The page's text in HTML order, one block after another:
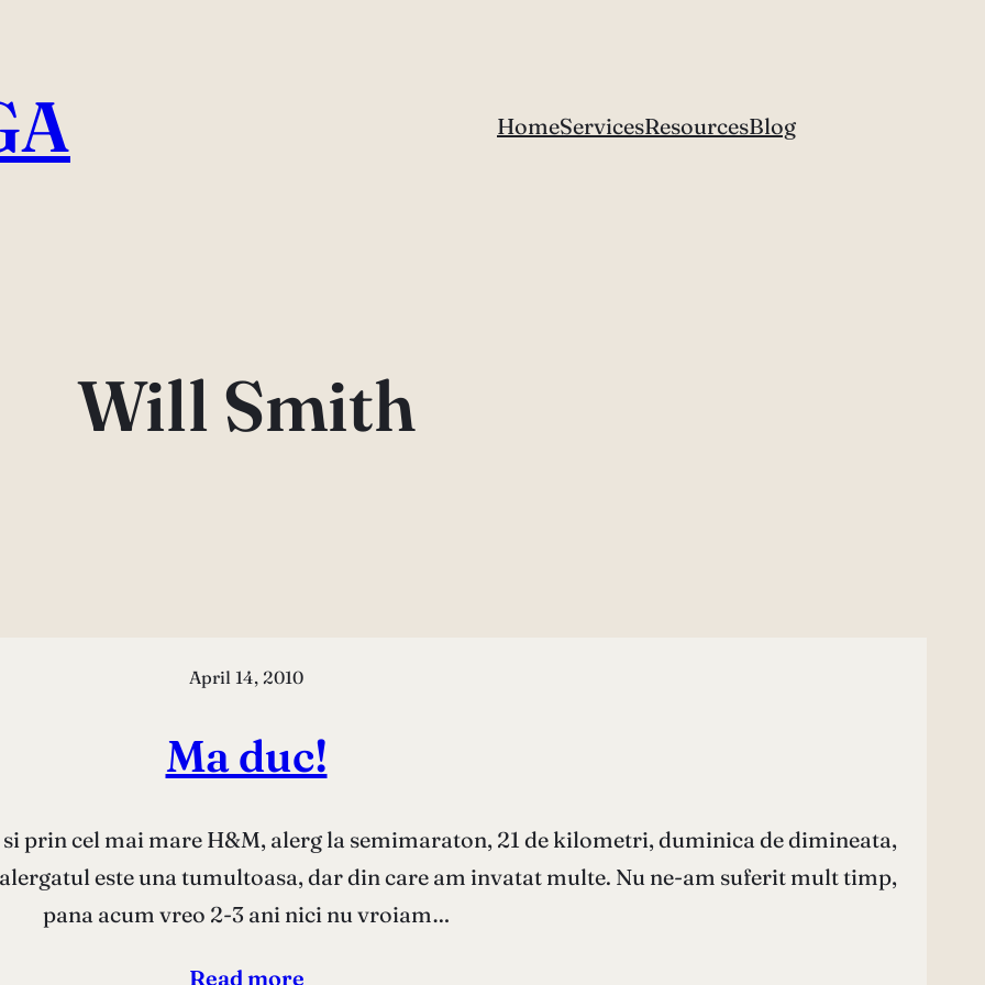
HomeServicesResourcesBlog
Will Smith
April 14, 2010
Ma duc!
prin cel mai mare H&M, alerg la semimaraton, 21 de kilometri, duminica de dimineata,
este una tumultoasa, dar din care am invatat multe. Nu ne-am suferit mult timp,
pana acum vreo 2-3 ani nici nu vroiam…
Read more